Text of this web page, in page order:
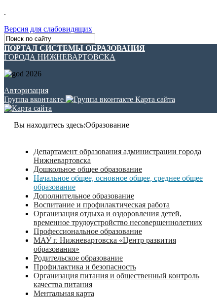
.
Версия для слабовидящих
ПОРТАЛ СИСТЕМЫ ОБРАЗОВАНИЯ
ГОРОДА НИЖНЕВАРТОВСКА
Авторизация
Группа вконтакте
Карта сайта
Вы находитесь здесь:Образование
Департамент образования администрации города
Нижневартовска
Дошкольное общее образование
Начальное общее, основное общее, среднее общее
образование
Дополнительное образование
Воспитание и профилактическая работа
Организация отдыха и оздоровления детей,
временное трудоустройство несовершеннолетних
Профессиональное образование
МАУ г. Нижневартовска «Центр развития
образования»
Родительское образование
Профилактика и безопасность
Организация питания и общественный контроль
качества питания
Ментальная карта